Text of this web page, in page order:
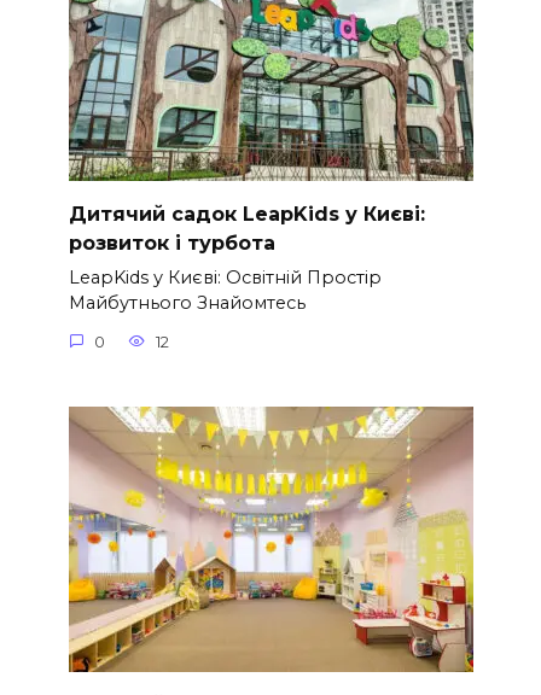
Дитячий садок LeapKids у Києві:
розвиток і турбота
LeapKids у Києві: Освітній Простір
Майбутнього Знайомтесь
0 12